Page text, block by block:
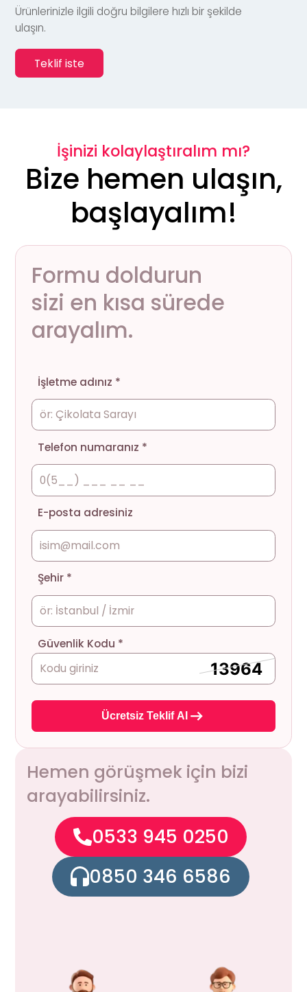
Ürünlerinizle ilgili doğru bilgilere hızlı bir şekilde
ulaşın.
Teklif iste
İşinizi kolaylaştıralım mı?
Bize hemen ulaşın,
başlayalım!
Formu doldurun
sizi en kısa sürede
arayalım.
İşletme adınız *
Telefon numaranız *
E-posta adresiniz
Şehir *
Güvenlik Kodu *
Ücretsiz Teklif Al
Hemen görüşmek için bizi
arayabilirsiniz.
0533 945 0250
0850 346 6586